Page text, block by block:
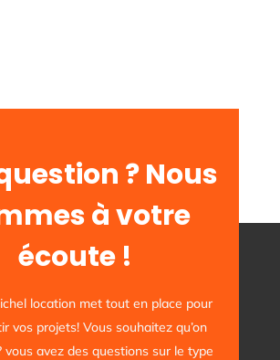
? Nous
à votre
écoute !
location met tout en place pour
vos projets! Vous souhaitez qu’on
vous avez des questions sur le type